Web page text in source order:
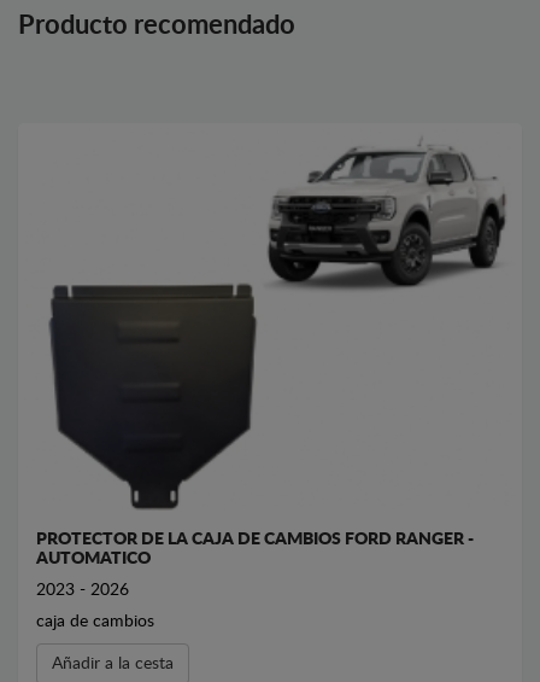
Producto recomendado
PROTECTOR DE LA CAJA DE CAMBIOS FORD RANGER -
AUTOMATICO
2023 - 2026
caja de cambios
Añadir a la cesta